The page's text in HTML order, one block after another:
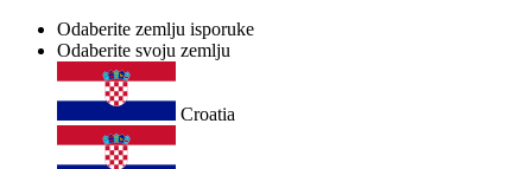
Odaberite zemlju isporuke
Odaberite svoju zemlju
Croatia